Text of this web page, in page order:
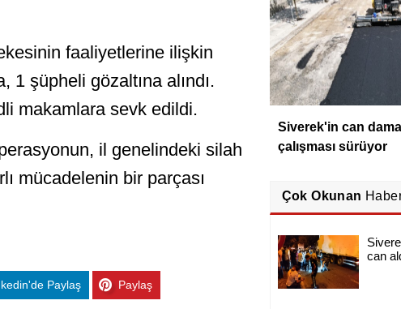
faaliyetlerine ilişkin
1 şüpheli gözaltına alındı.
makamlara sevk edildi.
il genelindeki silah
mücadelenin bir parçası
Paylaş Paylaş
Siverek'in can
çalışması sürüyor
Çok Okunan
can